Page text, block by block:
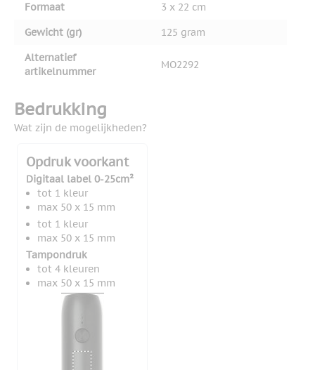
Formaat
3 x 22 cm
Gewicht (gr)
125 gram
Alternatief
artikelnummer
MO2292
Bedrukking
Wat zijn de mogelijkheden?
Opdruk voorkant
Digitaal label 0-25cm²
tot 1 kleur
max 50 x 15 mm
tot 1 kleur
max 50 x 15 mm
Tampondruk
tot 4 kleuren
max 50 x 15 mm